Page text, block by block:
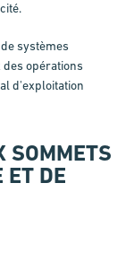
SOMMETS
ET DE
systèmes
opérations
d'exploitation